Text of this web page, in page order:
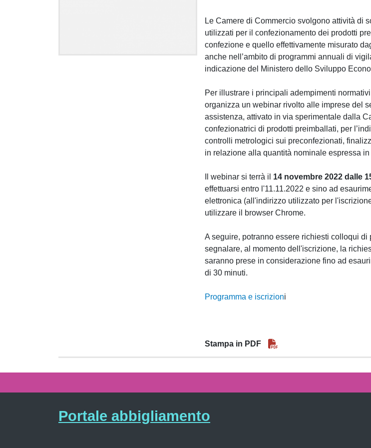
Le Camere di Commercio svolgono attività di
utilizzati per il confezionamento dei prodotti
confezione e quello effettivamente misurato
anche nell’ambito di programmi annuali di
indicazione del Ministero dello Sviluppo
Per illustrare i principali adempimenti
organizza un webinar rivolto alle imprese del
assistenza, attivato in via sperimentale dalla
confezionatrici di prodotti preimballati, per
controlli metrologici sui preconfezionati,
in relazione alla quantità nominale espressa in
Il webinar si terrà il 14 novembre 2022 dalle
effettuarsi entro l'11.11.2022 e sino ad
elettronica (all'indirizzo utilizzato per
utilizzare il browser Chrome.
A seguire, potranno essere richiesti colloqui
segnalare, al momento dell'iscrizione, la
saranno prese in considerazione fino ad
di 30 minuti.
Programma e iscrizioni
Stampa in PDF
Portale abbigliamento